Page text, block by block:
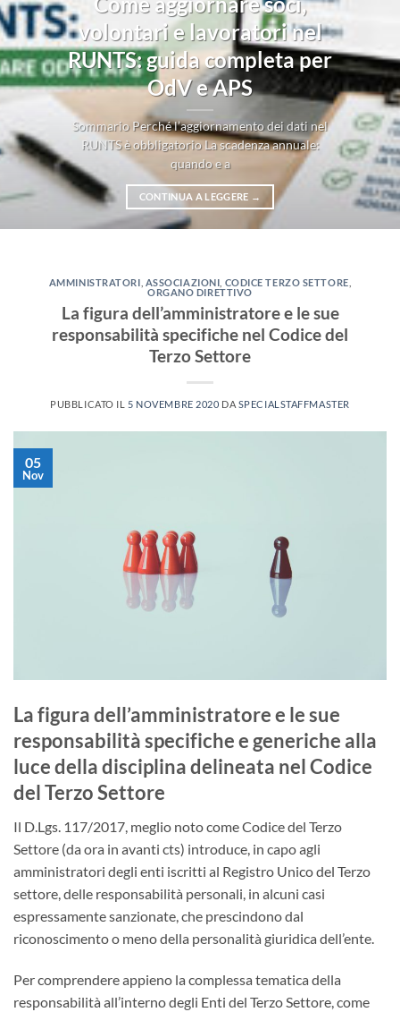
volontari e lavoratori nel
RUNTS: guida completa per
OdV e APS
Sommario Perché l’aggiornamento dei dati nel
RUNTS è obbligatorio La scadenza annuale:
quando e a
CONTINUA A LEGGERE →
AMMINISTRATORI ASSOCIAZIONI CODICE TERZO SETTORE
ORGANO DIRETTIVO
La figura dell’amministratore e le sue
responsabilità specifiche nel Codice del
Terzo Settore
PUBBLICATO IL 5 NOVEMBRE 2020 DA SPECIALSTAFFMASTER
05
Nov
La figura dell’amministratore e le sue
responsabilità specifiche e generiche alla
luce della disciplina delineata nel Codice
del Terzo Settore
Il D.Lgs. 117/2017, meglio noto come Codice del Terzo
Settore (da ora in avanti cts) introduce, in capo agli
amministratori degli enti iscritti al Registro Unico del Terzo
settore, delle responsabilità personali, in alcuni casi
espressamente sanzionate, che prescindono dal
riconoscimento o meno della personalità giuridica dell’ente.
Per comprendere appieno la complessa tematica della
responsabilità all’interno degli Enti del Terzo Settore, come